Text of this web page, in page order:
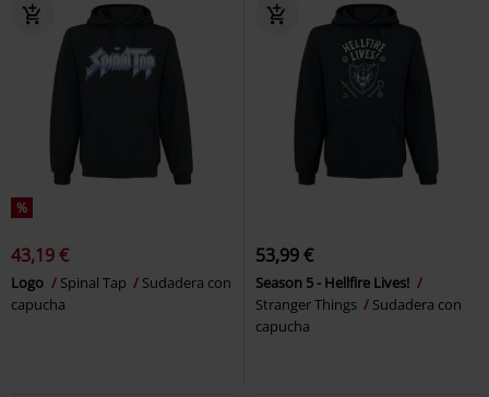
%
43,19 €
Logo Spinal Tap
Sudadera con
capucha
53,99 €
Season 5 - Hellfire Lives!
Stranger Things
Sudadera con
capucha